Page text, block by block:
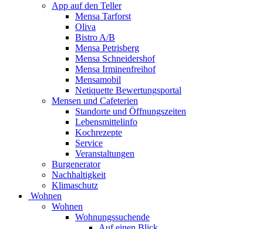
App auf den Teller
Mensa Tarforst
Oliva
Bistro A/B
Mensa Petrisberg
Mensa Schneidershof
Mensa Irminenfreihof
Mensamobil
Netiquette Bewertungsportal
Mensen und Cafeterien
Standorte und Öffnungszeiten
Lebensmittelinfo
Kochrezepte
Service
Veranstaltungen
Burgenerator
Nachhaltigkeit
Klimaschutz
Wohnen
Wohnen
Wohnungssuchende